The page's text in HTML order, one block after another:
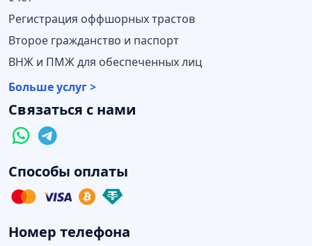
Регистрация оффшорных трастов
Второе гражданство и паспорт
ВНЖ и ПМЖ для обеспеченных лиц
Больше услуг >
Связаться с нами
Способы оплаты
Номер телефона